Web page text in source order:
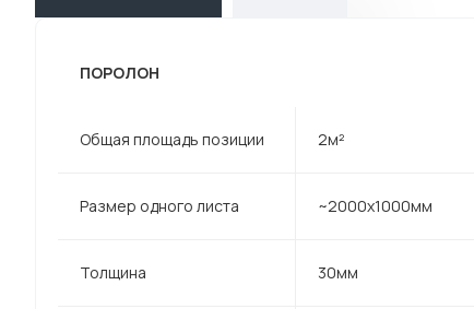
ПОРОЛОН
Общая площадь позиции 2м²
Размер одного листа ~2000х1000мм
Толщина 30мм